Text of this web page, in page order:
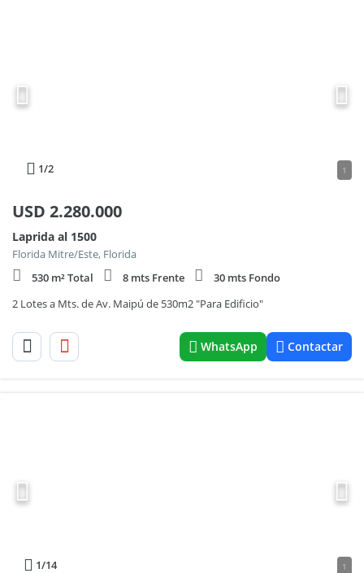
1/2 1
USD 2.280.000
Laprida al 1500
Florida Mitre/Este, Florida
530 m² Total
8 mts Frente
30 mts Fondo
2 Lotes a Mts. de Av. Maipú de 530m2 "Para Edificio"
WhatsApp Contactar
1/14 1